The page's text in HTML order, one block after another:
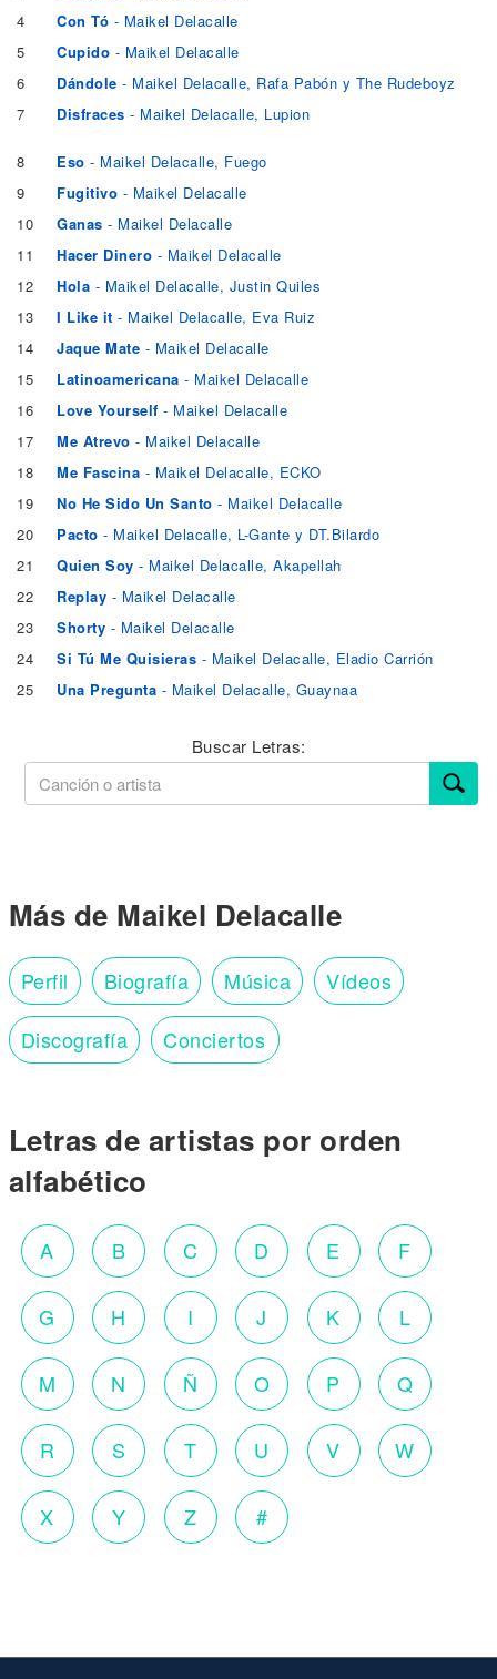
4
Con Tó - Maikel Delacalle
5
Cupido - Maikel Delacalle
6
Dándole - Maikel Delacalle, Rafa Pabón y The Rudeboyz
7
Disfraces - Maikel Delacalle, Lupion
8 Eso - Maikel Delacalle, Fuego
9
Fugitivo - Maikel Delacalle
10
Ganas - Maikel Delacalle
11
Hacer Dinero - Maikel Delacalle
12
Hola - Maikel Delacalle, Justin Quiles
13
I Like it - Maikel Delacalle, Eva Ruiz
14
Jaque Mate - Maikel Delacalle
15
Latinoamericana - Maikel Delacalle
16
Love Yourself - Maikel Delacalle
17
Me Atrevo - Maikel Delacalle
18
Me Fascina - Maikel Delacalle, ECKO
19
No He Sido Un Santo - Maikel Delacalle
20
Pacto - Maikel Delacalle, L-Gante y DT.Bilardo
21
Quien Soy - Maikel Delacalle, Akapellah
22
Replay - Maikel Delacalle
23
Shorty - Maikel Delacalle
24
Si Tú Me Quisieras - Maikel Delacalle, Eladio Carrión
25
Una Pregunta - Maikel Delacalle, Guaynaa
Buscar Letras:
Más de Maikel Delacalle
Perfil Biografía Música Vídeos
Discografía Conciertos
Letras de artistas por orden
alfabético
A B C D E F
G H I J K L
M N Ñ O P Q
R S T U V W
X Y Z #